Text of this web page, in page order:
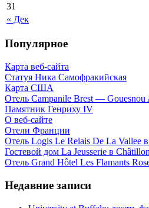
« Дек
31
Популярное
Карта веб-сайта
Статуя Ника Самофракийская
Карта США
Отель Campanile Brest — Gouesnou
Памятник Генриху IV
О веб-сайте
Отели Франции
Отель Logis Le Relais De La Vallee
Гостевой дом La Jeusserie в
Отель Grand Hôtel Les Flamants
Недавние записи